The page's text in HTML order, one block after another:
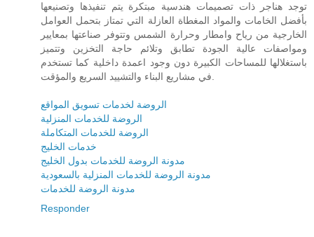
توجد هناجر ذات تصميمات هندسية مبتكرة يتم تنفيذها وتصنيعها
بأفضل الخامات والمواد المغطاة العازلة التي تمتاز بتحمل العوامل
الخارجية من رياح وامطار وحرارة الشمس وتتوفر صناعتها بمعايير
ومواصفات عالية الجودة تطابق وتلائم حاجة التخزين وتتميز
باستغلالها للمساحات الكبيرة دون وجود اعمدة داخلية كما تستخدم
في مشاريع البناء والتشييد السريع والمؤقت.
الروضة لخدمات تسويق المواقع
الروضة للخدمات المنزلية
الروضة للخدمات المتكاملة
خدمات الخليج
مدونة الروضة للخدمات بدول الخليج
مدونة الروضة للخدمات المنزلية بالسعودية
مدونة الروضة للخدمات
Responder